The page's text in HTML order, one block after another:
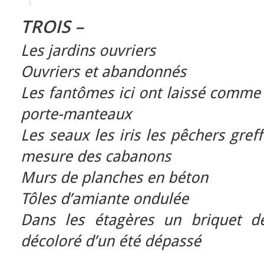
TROIS –
Les jardins ouvriers
Ouvriers et abandonnés
Les fantômes ici ont laissé
porte-manteaux
Les seaux les iris les pêchers
mesure des cabanons
Murs de planches en béton
Tôles d’amiante ondulée
Dans les étagères un briquet
décoloré d’un été dépassé